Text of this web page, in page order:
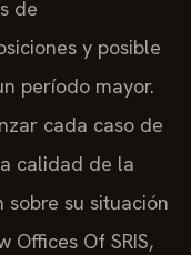
de
y posible
período mayor.
cada caso de
calidad de la
sobre su situación
Offices Of SRIS,